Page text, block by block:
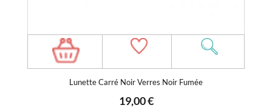
Lunette Carré Noir Verres Noir Fumée
19,00 €